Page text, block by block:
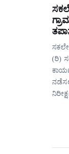
(ರಿ)